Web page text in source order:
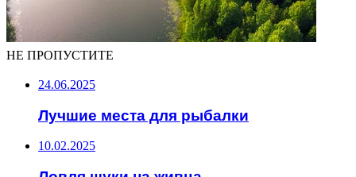
НЕ ПРОПУСТИТЕ
24.06.2025
Лучшие места для рыбалки
10.02.2025